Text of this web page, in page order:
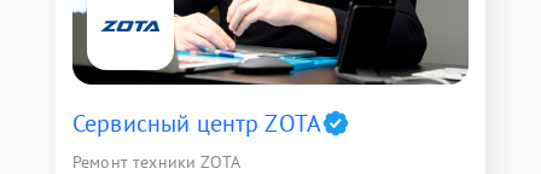
Сервисный центр ZOTA
Ремонт техники ZOTA